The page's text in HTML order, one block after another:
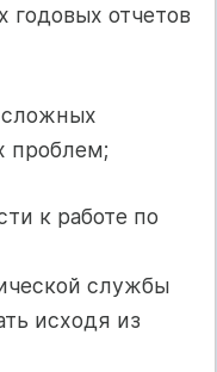
годовых отчетов
проблем;
к работе по
службы
исходя из